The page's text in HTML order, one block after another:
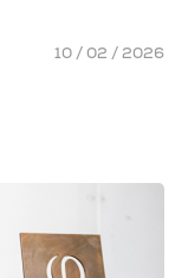
10 / 02 / 2026